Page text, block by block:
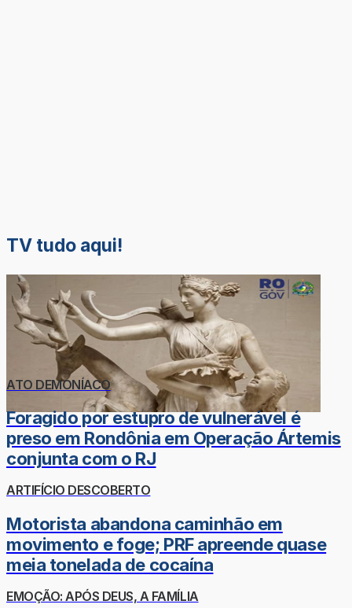
TV tudo aqui!
ATO DEMONÍACO
Foragido por estupro de vulnerável é
preso em Rondônia em Operação Ártemis
conjunta com o RJ
ARTIFÍCIO DESCOBERTO
Motorista abandona caminhão em
movimento e foge; PRF apreende quase
meia tonelada de cocaína
EMOÇÃO: APÓS DEUS, A FAMÍLIA